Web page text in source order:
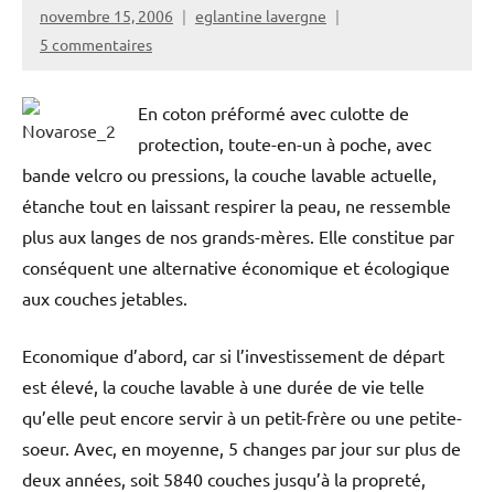
novembre 15, 2006
eglantine lavergne
5 commentaires
En coton préformé avec culotte de
protection, toute-en-un à poche, avec
bande velcro ou pressions, la couche lavable actuelle,
étanche tout en laissant respirer la peau, ne ressemble
plus aux langes de nos grands-mères. Elle constitue par
conséquent une alternative économique et écologique
aux couches jetables.
Economique d’abord, car si l’investissement de départ
est élevé, la couche lavable à une durée de vie telle
qu’elle peut encore servir à un petit-frère ou une petite-
soeur. Avec, en moyenne, 5 changes par jour sur plus de
deux années, soit 5840 couches jusqu’à la propreté,